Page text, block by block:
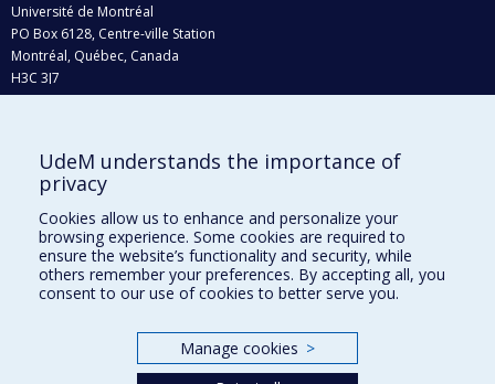
Université de Montréal
PO Box 6128, Centre-ville Station
Montréal, Québec, Canada
H3C 3J7
Who does what?
Find us
Site map
Accessibility
UdeM understands the importance of
privacy
Cookies allow us to enhance and personalize your
browsing experience. Some cookies are required to
ensure the website’s functionality and security, while
others remember your preferences. By accepting all, you
consent to our use of cookies to better serve you.
Manage cookies >